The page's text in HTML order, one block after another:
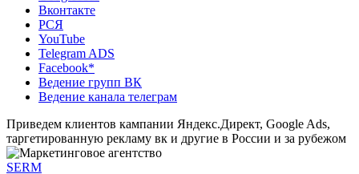
Вконтакте
РСЯ
YouTube
Telegram ADS
Facebook*
Ведение групп ВК
Ведение канала телеграм
Приведем клиентов кампании Яндекс.Директ, Google Ads,
таргетированную рекламу вк и другие в России и за рубежом
SERM